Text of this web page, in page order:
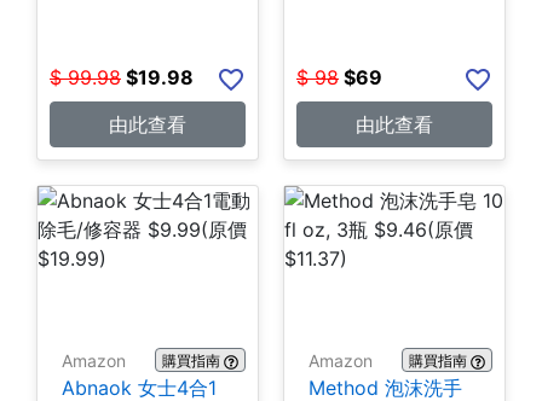
$ 99.98 $19.98
由此查看
$ 98 $69
由此查看
Amazon 購買指南
Abnaok 女士4合1
Amazon 購買指南
Method 泡沫洗手